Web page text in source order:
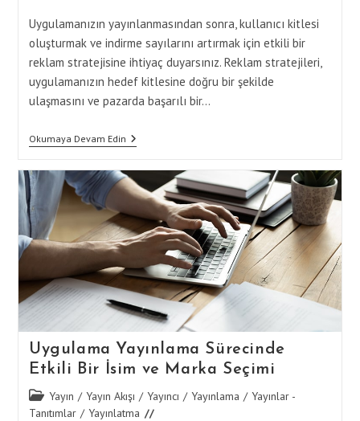
Uygulamanızın yayınlanmasından sonra, kullanıcı kitlesi
oluşturmak ve indirme sayılarını artırmak için etkili bir
reklam stratejisine ihtiyaç duyarsınız. Reklam stratejileri,
uygulamanızın hedef kitlesine doğru bir şekilde
ulaşmasını ve pazarda başarılı bir…
Okumaya Devam EdinUygulama
Yayınlama
Reklam
Stratejileri
Uygulama Yayınlama Sürecinde
Etkili Bir İsim ve Marka Seçimi
Post
category:
Yayın / Yayın Akışı / Yayıncı / Yayınlama / Yayınlar -
Tanıtımlar / Yayınlatma